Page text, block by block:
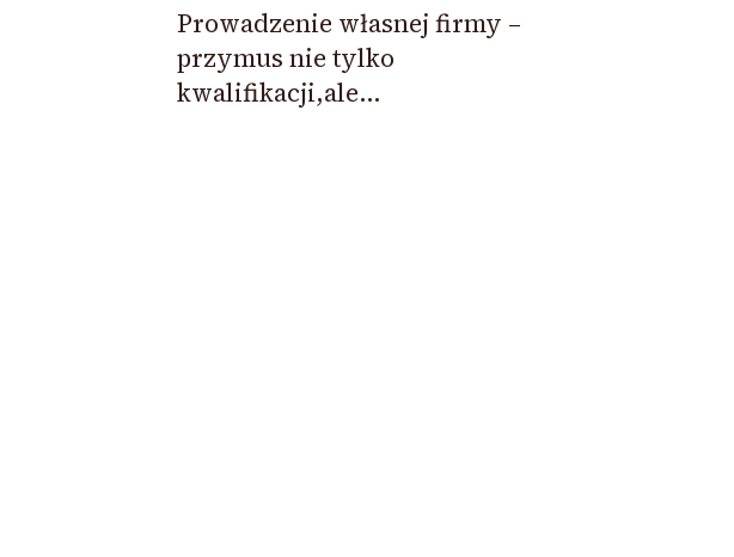
Prowadzenie własnej firmy –
przymus nie tylko
kwalifikacji,ale…